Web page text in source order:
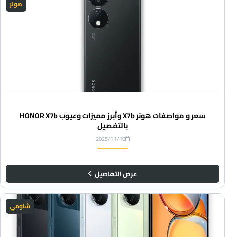
هونر
سعر و مواصفات هونر X7b وأبرز مميزات وعيوب HONOR X7b
بالتفصيل
2025/11/10
عرض التفاصيل
شاومي